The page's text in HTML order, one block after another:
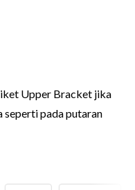
Upper Bracket jika
seperti pada putaran